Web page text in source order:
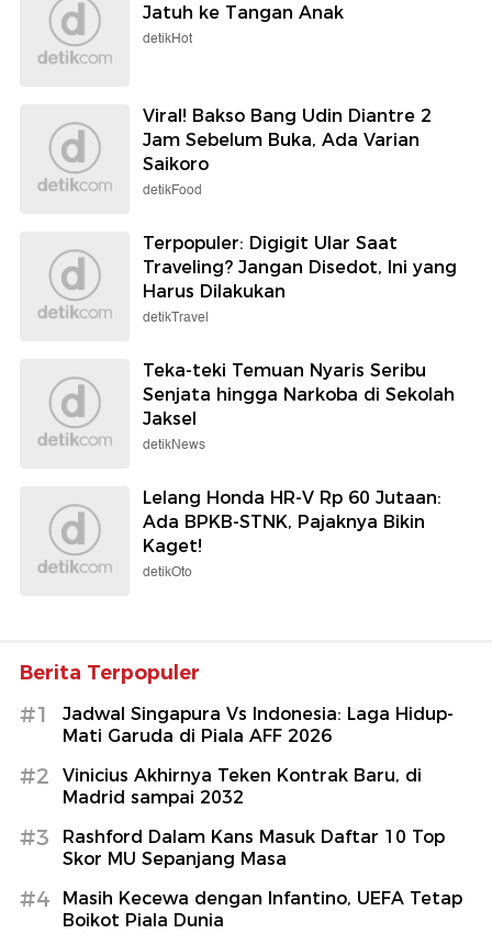
Jatuh ke Tangan Anak
detikHot
Viral! Bakso Bang Udin Diantre 2
Jam Sebelum Buka, Ada Varian
Saikoro
detikFood
Terpopuler: Digigit Ular Saat
Traveling? Jangan Disedot, Ini yang
Harus Dilakukan
detikTravel
Teka-teki Temuan Nyaris Seribu
Senjata hingga Narkoba di Sekolah
Jaksel
detikNews
Lelang Honda HR-V Rp 60 Jutaan:
Ada BPKB-STNK, Pajaknya Bikin
Kaget!
detikOto
Berita Terpopuler
#1
Jadwal Singapura Vs Indonesia: Laga Hidup-
Mati Garuda di Piala AFF 2026
#2
Vinicius Akhirnya Teken Kontrak Baru, di
Madrid sampai 2032
#3
Rashford Dalam Kans Masuk Daftar 10 Top
Skor MU Sepanjang Masa
#4
Masih Kecewa dengan Infantino, UEFA Tetap
Boikot Piala Dunia